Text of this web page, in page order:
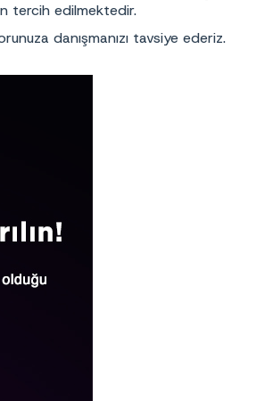
tercih edilmektedir.
danışmanızı tavsiye ederiz.